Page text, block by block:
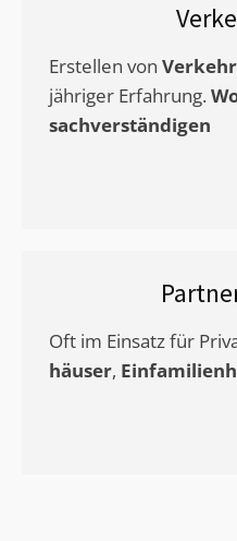
Erstellen von
jähriger Erfahrung.
sachverständigen
Oft im Einsatz für
häuser,